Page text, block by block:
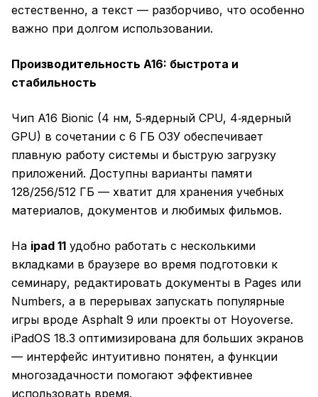
естественно, а текст — разборчиво, что особенно
важно при долгом использовании.
Производительность A16: быстрота и
стабильность
Чип A16 Bionic (4 нм, 5‑ядерный CPU, 4‑ядерный
GPU) в сочетании с 6 ГБ ОЗУ обеспечивает
плавную работу системы и быструю загрузку
приложений. Доступны варианты памяти
128/256/512 ГБ — хватит для хранения учебных
материалов, документов и любимых фильмов.
На ipad 11 удобно работать с несколькими
вкладками в браузере во время подготовки к
семинару, редактировать документы в Pages или
Numbers, а в перерывах запускать популярные
игры вроде Asphalt 9 или проекты от Hoyoverse.
iPadOS 18.3 оптимизирована для больших экранов
— интерфейс интуитивно понятен, а функции
многозадачности помогают эффективнее
использовать время.